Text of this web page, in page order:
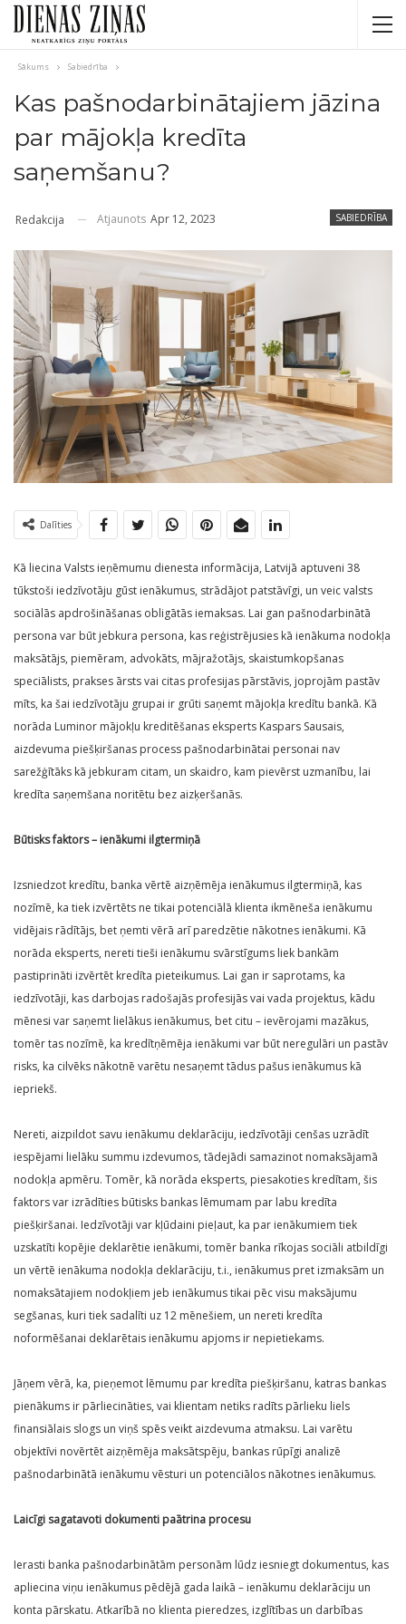
Sākums Sabiedrība
Kas pašnodarbinātajiem jāzina
par mājokļa kredīta
saņemšanu?
SABIEDRĪBA
Redakcija Atjaunots Apr 12, 2023
Dalīties
Kā liecina Valsts ieņēmumu dienesta informācija, Latvijā aptuveni 38
tūkstoši iedzīvotāju gūst ienākumus, strādājot patstāvīgi, un veic valsts
sociālās apdrošināšanas obligātās iemaksas. Lai gan pašnodarbinātā
persona var būt jebkura persona, kas reģistrējusies kā ienākuma nodokļa
maksātājs, piemēram, advokāts, mājražotājs, skaistumkopšanas
speciālists, prakses ārsts vai citas profesijas pārstāvis, joprojām pastāv
mīts, ka šai iedzīvotāju grupai ir grūti saņemt mājokļa kredītu bankā. Kā
norāda Luminor mājokļu kreditēšanas eksperts Kaspars Sausais,
aizdevuma piešķiršanas process pašnodarbinātai personai nav
sarežģītāks kā jebkuram citam, un skaidro, kam pievērst uzmanību, lai
kredīta saņemšana noritētu bez aizķeršanās.
Būtisks faktors – ienākumi ilgtermiņā
Izsniedzot kredītu, banka vērtē aizņēmēja ienākumus ilgtermiņā, kas
nozīmē, ka tiek izvērtēts ne tikai potenciālā klienta ikmēneša ienākumu
vidējais rādītājs, bet ņemti vērā arī paredzētie nākotnes ienākumi. Kā
norāda eksperts, nereti tieši ienākumu svārstīgums liek bankām
pastiprināti izvērtēt kredīta pieteikumus. Lai gan ir saprotams, ka
iedzīvotāji, kas darbojas radošajās profesijās vai vada projektus, kādu
mēnesi var saņemt lielākus ienākumus, bet citu – ievērojami mazākus,
tomēr tas nozīmē, ka kredītņēmēja ienākumi var būt neregulāri un pastāv
risks, ka cilvēks nākotnē varētu nesaņemt tādus pašus ienākumus kā
iepriekš.
Nereti, aizpildot savu ienākumu deklarāciju, iedzīvotāji cenšas uzrādīt
iespējami lielāku summu izdevumos, tādejādi samazinot nomaksājamā
nodokļa apmēru. Tomēr, kā norāda eksperts, piesakoties kredītam, šis
faktors var izrādīties būtisks bankas lēmumam par labu kredīta
piešķiršanai. Iedzīvotāji var kļūdaini pieļaut, ka par ienākumiem tiek
uzskatīti kopējie deklarētie ienākumi, tomēr banka rīkojas sociāli atbildīgi
un vērtē ienākuma nodokļa deklarāciju, t.i., ienākumus pret izmaksām un
nomaksātajiem nodokļiem jeb ienākumus tikai pēc visu maksājumu
segšanas, kuri tiek sadalīti uz 12 mēnešiem, un nereti kredīta
noformēšanai deklarētais ienākumu apjoms ir nepietiekams.
Jāņem vērā, ka, pieņemot lēmumu par kredīta piešķiršanu, katras bankas
pienākums ir pārliecināties, vai klientam netiks radīts pārlieku liels
finansiālais slogs un viņš spēs veikt aizdevuma atmaksu. Lai varētu
objektīvi novērtēt aizņēmēja maksātspēju, bankas rūpīgi analizē
pašnodarbinātā ienākumu vēsturi un potenciālos nākotnes ienākumus.
Laicīgi sagatavoti dokumenti paātrina procesu
Ierasti banka pašnodarbinātām personām lūdz iesniegt dokumentus, kas
apliecina viņu ienākumus pēdējā gada laikā – ienākumu deklarāciju un
konta pārskatu. Atkarībā no klienta pieredzes, izglītības un darbības